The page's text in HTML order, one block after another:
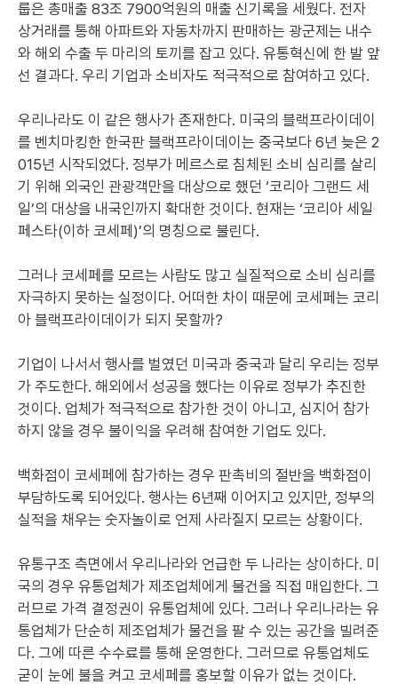
룹은 총매출 83조 7900억원의 매출 신기록을 세웠다. 전자
상거래를 통해 아파트와 자동차까지 판매하는 광군제는 내수
와 해외 수출 두 마리의 토끼를 잡고 있다. 유통혁신에 한 발 앞
선 결과다. 우리 기업과 소비자도 적극적으로 참여하고 있다.
우리나라도 이 같은 행사가 존재한다. 미국의 블랙프라이데이
를 벤치마킹한 한국판 블랙프라이데이는 중국보다 6년 늦은 2
015년 시작되었다. 정부가 메르스로 침체된 소비 심리를 살리
기 위해 외국인 관광객만을 대상으로 했던 ‘코리아 그랜드 세
일’의 대상을 내국인까지 확대한 것이다. 현재는 ‘코리아 세일
페스타(이하 코세페)’의 명칭으로 불린다.
그러나 코세페를 모르는 사람도 많고 실질적으로 소비 심리를
자극하지 못하는 실정이다. 어떠한 차이 때문에 코세페는 코리
아 블랙프라이데이가 되지 못할까?
기업이 나서서 행사를 벌였던 미국과 중국과 달리 우리는 정부
가 주도한다. 해외에서 성공을 했다는 이유로 정부가 추진한
것이다. 업체가 적극적으로 참가한 것이 아니고, 심지어 참가
하지 않을 경우 불이익을 우려해 참여한 기업도 있다.
백화점이 코세페에 참가하는 경우 판촉비의 절반을 백화점이
부담하도록 되어있다. 행사는 6년째 이어지고 있지만, 정부의
실적을 채우는 숫자놀이로 언제 사라질지 모르는 상황이다.
유통구조 측면에서 우리나라와 언급한 두 나라는 상이하다. 미
국의 경우 유통업체가 제조업체에게 물건을 직접 매입한다. 그
러므로 가격 결정권이 유통업체에 있다. 그러나 우리나라는 유
통업체가 단순히 제조업체가 물건을 팔 수 있는 공간을 빌려준
다. 그에 따른 수수료를 통해 운영한다. 그러므로 유통업체도
굳이 눈에 불을 켜고 코세페를 홍보할 이유가 없는 것이다.